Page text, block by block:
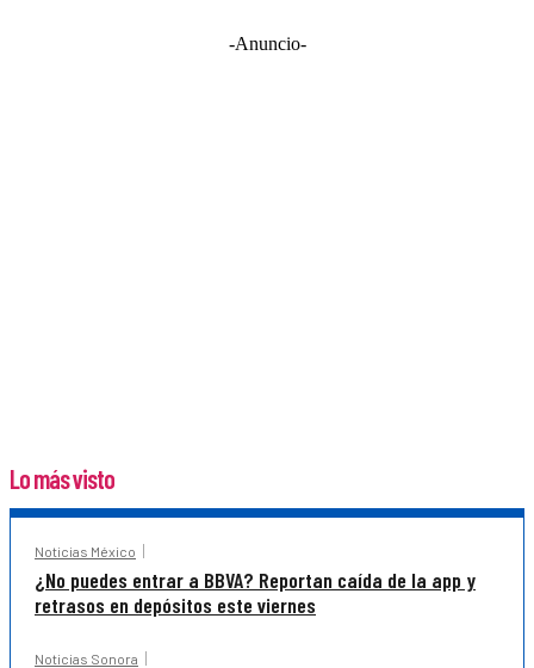
-Anuncio-
Lo más visto
Noticias México
¿No puedes entrar a BBVA? Reportan caída de la app y
retrasos en depósitos este viernes
Noticias Sonora